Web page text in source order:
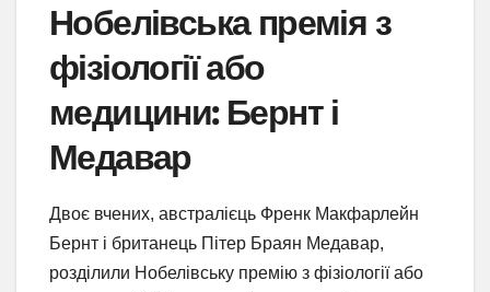
Нобелівська премія з
фізіології або
медицини: Бернт і
Медавар
Двоє вчених, австралієць Френк Макфарлейн
Бернт і британець Пітер Браян Медавар,
розділили Нобелівську премію з фізіології або